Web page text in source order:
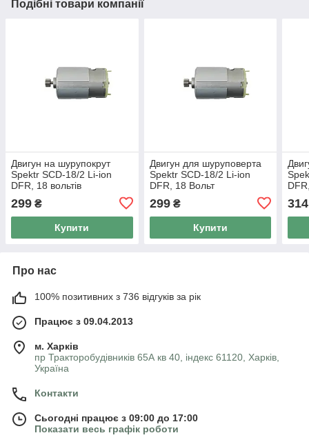
Подібні товари компанії
Двигун на шурупокрут
Spektr SCD-18/2 Li-ion
DFR, 18 вольтів
299 ₴
Купити
Двигун для шуруповерта
Spektr SCD-18/2 Li-ion
DFR, 18 Вольт
299₴
Купити
314
Про нас
100% позитивних з 736 відгуків за рік
Працює з 09.04.2013
м. Харків
пр Тракторобудівників 65А кв 40, індекс 61120, Харків,
Україна
Контакти
Сьогодні працює з 09:00 до 17:00
Показати весь графік роботи